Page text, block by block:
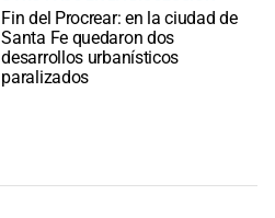
Fin del Procrear: en la ciudad de
Santa Fe quedaron dos
desarrollos urbanísticos
paralizados